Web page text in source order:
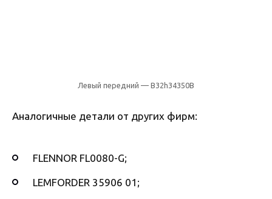
Левый передний — B32h34350B
Аналогичные детали от других фирм:
FLENNOR FL0080-G;
LEMFORDER 35906 01;